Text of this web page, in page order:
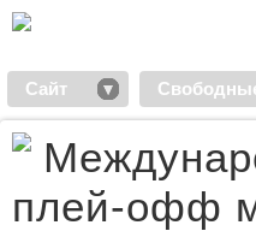
Сайт
плей-офф